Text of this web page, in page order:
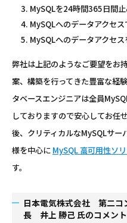
MySQLを24時間365日間
MySQLへのデータアクセ
MySQLへのデータアクセ
弊社は上記のようなご要望をお
案、構築を行ってきた豊富な経
タベースエンジニアは全員
しておりますので安心してお任
後、クリティカルなMySQLサ
様を中心に MySQL 高可用性ソ
す。
日本電気株式会社 第二コ
長 井上 勝己 氏のコメント